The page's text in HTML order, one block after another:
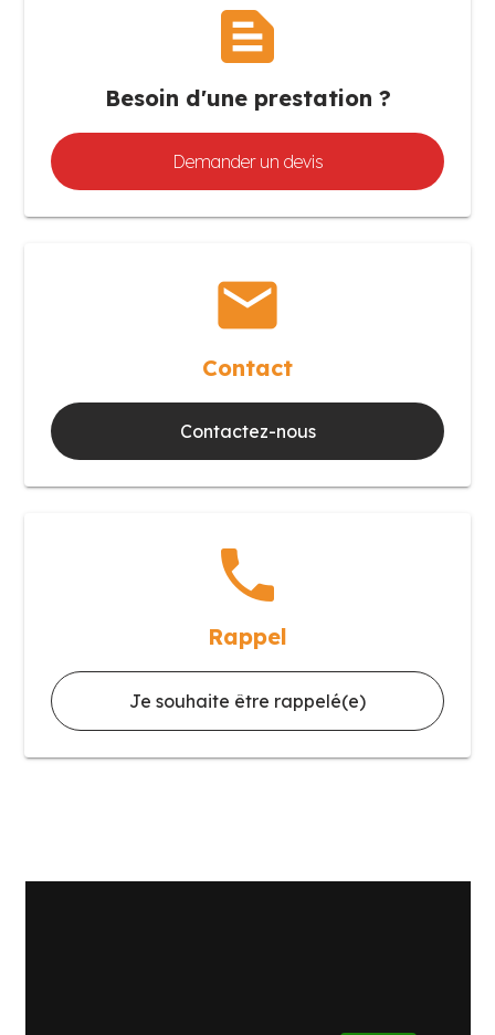
text_snippet
Besoin d'une prestation ?
Demander un devis
mail
Contact
Contactez-nous
phone
Rappel
Je souhaite être rappelé(e)